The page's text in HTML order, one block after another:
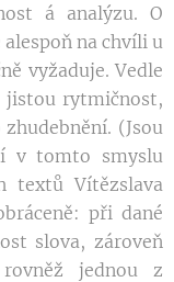
á analýzu. O
na chvíli u
vyžaduje. Vedle
jistou rytmičnost,
(Jsou
v tomto smyslu
textů Vítězslava
při dané
slova, zároveň
jednou z